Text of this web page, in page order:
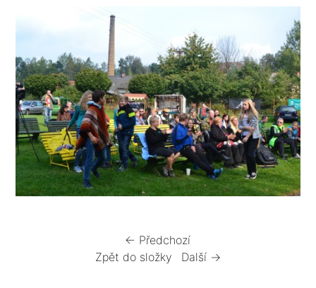
← Předchozí
Zpět do složky
Další →